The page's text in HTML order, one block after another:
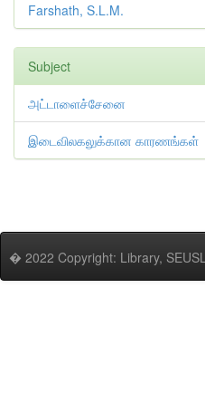
Farshath, S.L.M.
Subject
அட்டாளைச்சேனை
இடைவிலகலுக்கான காரணங்கள்
� 2022 Copyright: Library,